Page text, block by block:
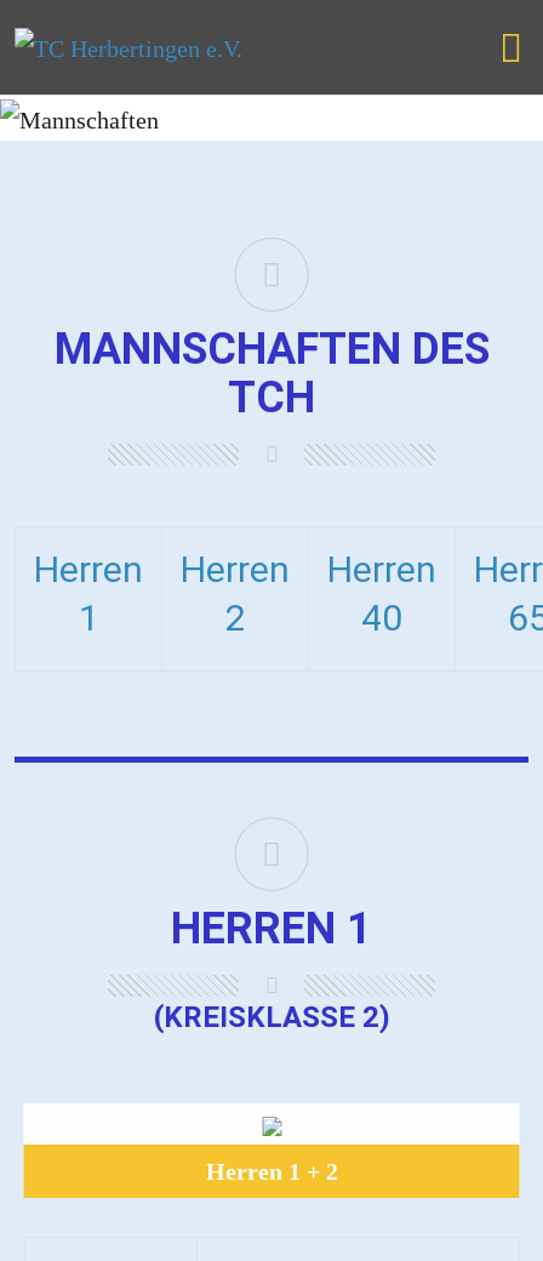
MANNSCHAFTEN DES
TCH
Herren
1
Herren
2
Herren
40
HERREN 1
(KREISKLASSE 2)
Herren 1 + 2